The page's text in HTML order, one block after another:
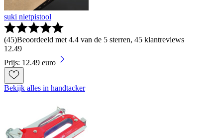
suki nietpistool
(45)Beoordeeld met 4.4 van de 5 sterren, 45 klantreviews
12.49
Prijs: 12.49 euro
Bekijk alles in handtacker